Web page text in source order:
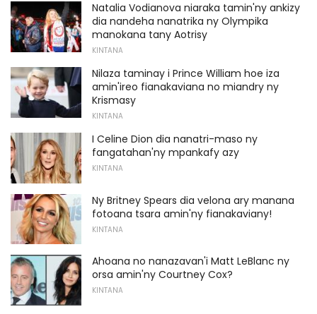
Natalia Vodianova niaraka tamin'ny ankizy
dia nandeha nanatrika ny Olympika
manokana tany Aotrisy
KINTANA
Nilaza taminay i Prince William hoe iza
amin'ireo fianakaviana no miandry ny
Krismasy
KINTANA
I Celine Dion dia nanatri-maso ny
fangatahan'ny mpankafy azy
KINTANA
Ny Britney Spears dia velona ary manana
fotoana tsara amin'ny fianakaviany!
KINTANA
Ahoana no nanazavan'i Matt LeBlanc ny
orsa amin'ny Courtney Cox?
KINTANA